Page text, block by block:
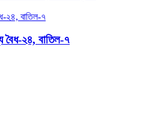
বৈধ-২৪, বাতিল-৭